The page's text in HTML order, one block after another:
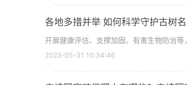
各地多措并举 如何科学守护古树
开展健康评估、支撑加固、有害生物防治
2023-05-31 10:34:46